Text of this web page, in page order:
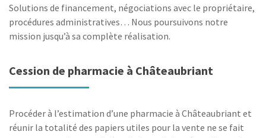
Solutions de financement, négociations avec le propriétaire,
procédures administratives… Nous poursuivons notre
mission jusqu’à sa complète réalisation.
Cession de pharmacie à Châteaubriant
Procéder à l’estimation d’une pharmacie à Châteaubriant et
réunir la totalité des papiers utiles pour la vente ne se fait